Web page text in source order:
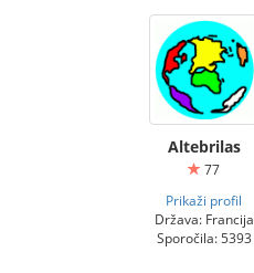
Altebrilas
77
Prikaži profil
Država: Francija
Sporočila: 5393